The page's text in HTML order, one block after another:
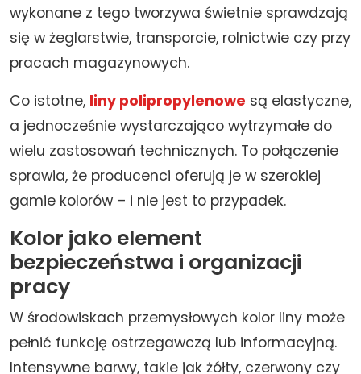
wykonane z tego tworzywa świetnie sprawdzają
się w żeglarstwie, transporcie, rolnictwie czy przy
pracach magazynowych.
Co istotne, liny polipropylenowe są elastyczne,
a jednocześnie wystarczająco wytrzymałe do
wielu zastosowań technicznych. To połączenie
sprawia, że producenci oferują je w szerokiej
gamie kolorów – i nie jest to przypadek.
Kolor jako element
bezpieczeństwa i organizacji
pracy
W środowiskach przemysłowych kolor liny może
pełnić funkcję ostrzegawczą lub informacyjną.
Intensywne barwy, takie jak żółty, czerwony czy